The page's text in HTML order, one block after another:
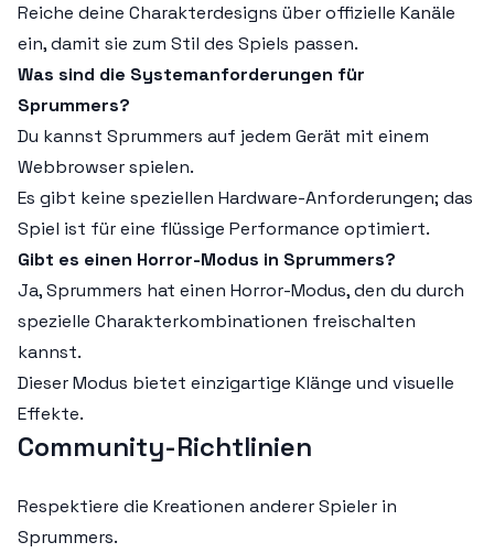
Reiche deine Charakterdesigns über offizielle Kanäle
ein, damit sie zum Stil des Spiels passen.
Was sind die Systemanforderungen für
Sprummers?
Du kannst Sprummers auf jedem Gerät mit einem
Webbrowser spielen.
Es gibt keine speziellen Hardware-Anforderungen; das
Spiel ist für eine flüssige Performance optimiert.
Gibt es einen Horror-Modus in Sprummers?
Ja, Sprummers hat einen Horror-Modus, den du durch
spezielle Charakterkombinationen freischalten
kannst.
Dieser Modus bietet einzigartige Klänge und visuelle
Effekte.
Community-Richtlinien
Respektiere die Kreationen anderer Spieler in
Sprummers.